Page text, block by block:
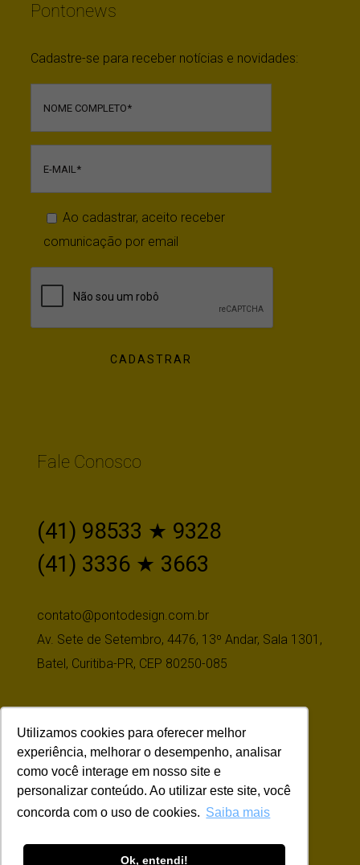
Utilizamos cookies para oferecer melhor
experiência, melhorar o desempenho, analisar
como você interage em nosso site e
personalizar conteúdo. Ao utilizar este site, você
concorda com o uso de cookies. Saiba mais
Ok, entendi!
Pontonews
Cadastre-se para receber notícias e novidades:
comunicação por email
Fale Conosco
(41) 98533 ★ 9328
(41) 3336 ★ 3663
contato@pontodesign.com.br
Siga-nos